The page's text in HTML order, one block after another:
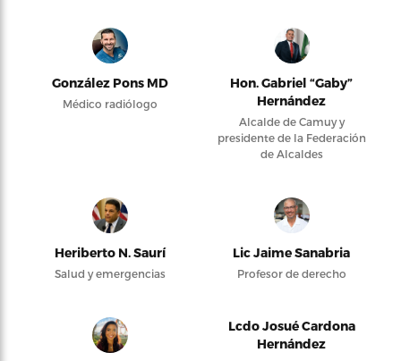
González Pons MD
Médico radiólogo
Hon. Gabriel “Gaby”
Hernández
Alcalde de Camuy y
presidente de la Federación
de Alcaldes
Heriberto N. Saurí
Salud y emergencias
Lic Jaime Sanabria
Profesor de derecho
Lcdo Josué Cardona
Hernández